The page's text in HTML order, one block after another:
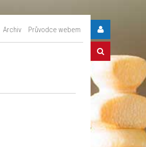
Archiv Průvodce webem